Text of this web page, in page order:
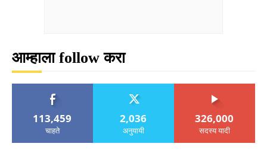
आम्हाला follow करा
113,459
चाहते
2,036
अनुयायी
326,000
सदस्य यादी